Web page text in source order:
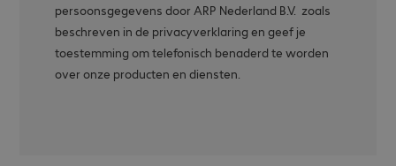
persoonsgegevens door ARP Nederland B.V. zoals
beschreven in de privacyverklaring en geef je
toestemming om telefonisch benaderd te worden
over onze producten en diensten.